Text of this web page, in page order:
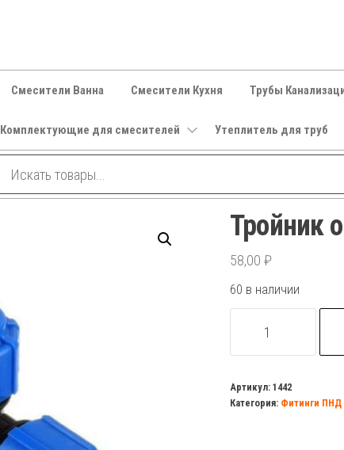
Смесители Ванна Смесители Кухня Трубы
Комплектующие для смесителей Утеплитель для труб
Тройник
58,00 ₽
60 в наличии
товара
обжимной
20х20х90"
Артикул: 1442
Категория: Фитинги ПНД